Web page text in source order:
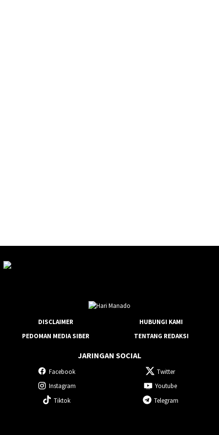
DISCLAIMER
HUBUNGI KAMI
PEDOMAN MEDIA SIBER
TENTANG REDAKSI
JARINGAN SOCIAL
Facebook
Twitter
Instagram
Youtube
Tiktok
Telegram